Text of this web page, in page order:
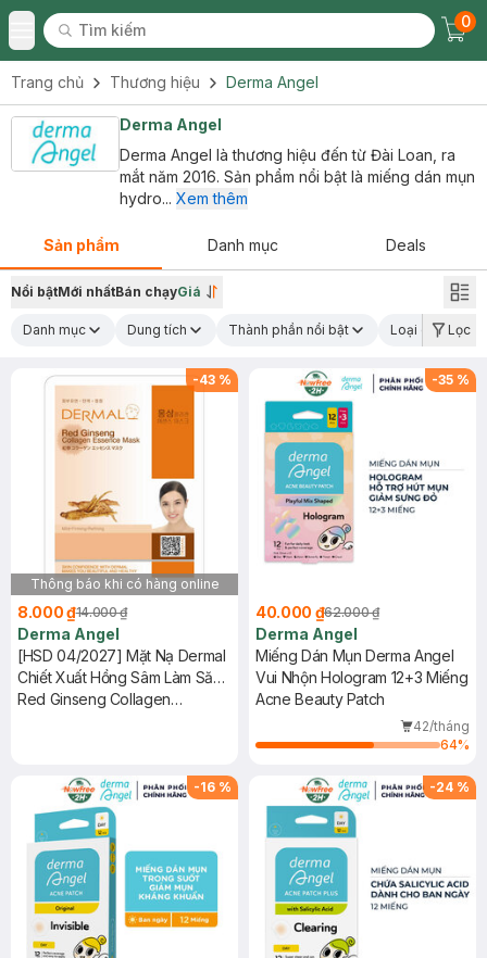
Toggle Menu
Tìm kiếm
Tìm kiếm
0
Trang chủ Thương hiệu Derma Angel
Derma Angel
Derma Angel là thương hiệu đến từ Đài Loan, ra
mắt năm 2016. Sản phẩm nổi bật là miếng dán mụn
hydro... Xem thêm
Sản phẩm Danh mục Deals
Nổi bậtMới nhấtBán chạyGiá
Danh mục Dung tích Thành phần nổi bật Loại da Lọc
-43 %
Thông báo khi có hàng online
8.000 ₫14.000 ₫
Derma Angel
[HSD 04/2027] Mặt Nạ Dermal
Chiết Xuất Hồng Sâm Làm Săn
Chắc Da 23g
Red Ginseng Collagen
-35 %
40.000 ₫62.000 ₫
Derma Angel
Miếng Dán Mụn Derma Angel
Vui Nhộn Hologram 12+3 Miếng
Acne Beauty Patch
42/tháng
64%
-16 % -24 %